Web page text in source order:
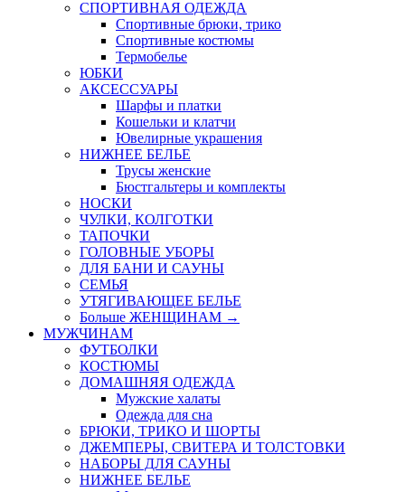
СПОРТИВНАЯ ОДЕЖДА
Спортивные брюки, трико
Спортивные костюмы
Термобелье
ЮБКИ
AКСЕССУАРЫ
Шарфы и платки
Кошельки и клатчи
Ювелирные украшения
НИЖНЕЕ БЕЛЬЕ
Трусы женские
Бюстгальтеры и комплекты
НОСКИ
ЧУЛКИ, КОЛГОТКИ
ТАПОЧКИ
ГОЛОВНЫЕ УБОРЫ
ДЛЯ БАНИ И САУНЫ
СЕМЬЯ
УТЯГИВАЮЩЕЕ БЕЛЬЕ
Больше ЖЕНЩИНАМ →
МУЖЧИНАМ
ФУТБОЛКИ
КОСТЮМЫ
ДОМАШНЯЯ ОДЕЖДА
Мужские халаты
Одежда для сна
БРЮКИ, ТРИКО И ШОРТЫ
ДЖЕМПЕРЫ, СВИТЕРА И ТОЛСТОВКИ
НАБОРЫ ДЛЯ САУНЫ
НИЖНЕЕ БЕЛЬЕ